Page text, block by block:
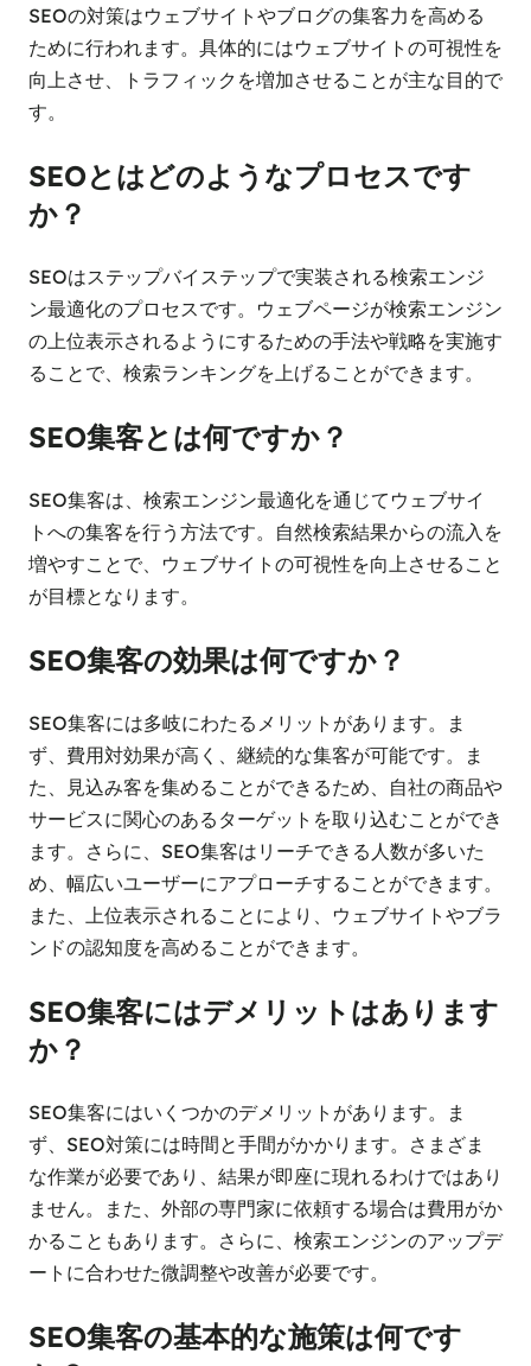
SEOの対策はウェブサイトやブログの集客力を高める
ために行われます。具体的にはウェブサイトの可視性を
向上させ、トラフィックを増加させることが主な目的で
す。
SEOとはどのようなプロセスです
か？
SEOはステップバイステップで実装される検索エンジ
ン最適化のプロセスです。ウェブページが検索エンジン
の上位表示されるようにするための手法や戦略を実施す
ることで、検索ランキングを上げることができます。
SEO集客とは何ですか？
SEO集客は、検索エンジン最適化を通じてウェブサイ
トへの集客を行う方法です。自然検索結果からの流入を
増やすことで、ウェブサイトの可視性を向上させること
が目標となります。
SEO集客の効果は何ですか？
SEO集客には多岐にわたるメリットがあります。ま
ず、費用対効果が高く、継続的な集客が可能です。ま
た、見込み客を集めることができるため、自社の商品や
サービスに関心のあるターゲットを取り込むことができ
ます。さらに、SEO集客はリーチできる人数が多いた
め、幅広いユーザーにアプローチすることができます。
また、上位表示されることにより、ウェブサイトやブラ
ンドの認知度を高めることができます。
SEO集客にはデメリットはあります
か？
SEO集客にはいくつかのデメリットがあります。ま
ず、SEO対策には時間と手間がかかります。さまざま
な作業が必要であり、結果が即座に現れるわけではあり
ません。また、外部の専門家に依頼する場合は費用がか
かることもあります。さらに、検索エンジンのアップデ
ートに合わせた微調整や改善が必要です。
SEO集客の基本的な施策は何です